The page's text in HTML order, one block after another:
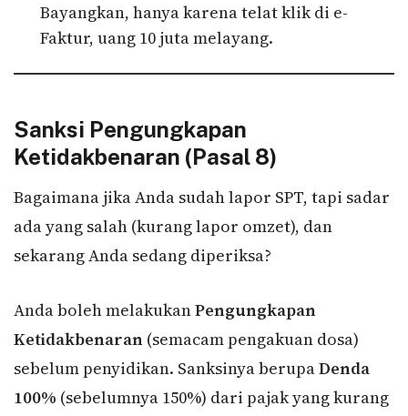
Bayangkan, hanya karena telat klik di e-
Faktur, uang 10 juta melayang.
Sanksi Pengungkapan
Ketidakbenaran (Pasal 8)
Bagaimana jika Anda sudah lapor SPT, tapi sadar
ada yang salah (kurang lapor omzet), dan
sekarang Anda sedang diperiksa?
Anda boleh melakukanPengungkapan
Ketidakbenaran (semacam pengakuan dosa)
sebelum penyidikan. Sanksinya berupaDenda
100% (sebelumnya 150%) dari pajak yang kurang